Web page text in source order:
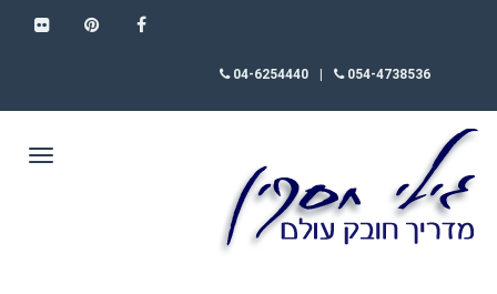
054-4738536
04-6254440